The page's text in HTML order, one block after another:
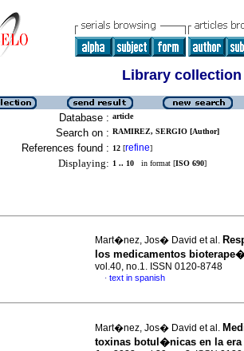
Library collection
Database : article
Search on : RAMIREZ, SERGIO [Author]
References found : 12 [refine]
Displaying: 1 .. 10 in format [ISO 690]
Mart�nez, Jos� David et al.
los medicamentos
vol.40, no.1. ISSN 0120-8748
· text in spanish
Mart�nez, Jos� David et al.
toxinas botul�nicas en la